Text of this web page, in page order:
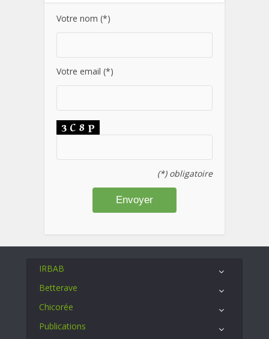
Votre nom (*)
Votre email (*)
(*) obligatoire
IRBAB
Betterave
Chicorée
Publications